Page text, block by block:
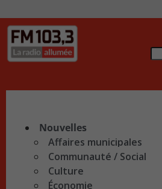
Nouvelles
Affaires municipales
Communauté / Social
Culture
Économie